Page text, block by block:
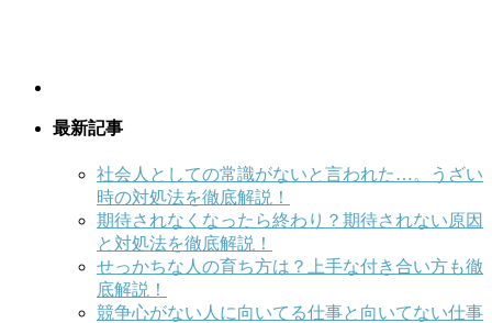
最新記事
社会人としての常識がないと言われた…。うざい
時の対処法を徹底解説！
期待されなくなったら終わり？期待されない原因
と対処法を徹底解説！
せっかちな人の育ち方は？上手な付き合い方も徹
底解説！
競争心がない人に向いてる仕事と向いてない仕事